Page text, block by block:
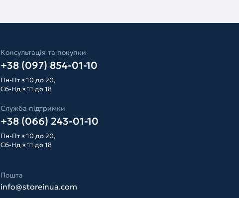
Консультація та покупки
+38 (097) 854-01-10
Пн-Пт з 10 до 20,
Сб-Нд з 11 до 18
Служба підтримки
+38 (066) 243-01-10
Пн-Пт з 10 до 20,
Сб-Нд з 11 до 18
Пошта
info@storeinua.com